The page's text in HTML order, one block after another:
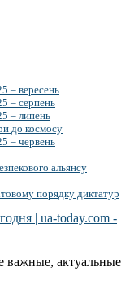
– вересень
– серпень
– липень
до космосу
– червень
альянсу
порядку диктатур
важные, актуальные